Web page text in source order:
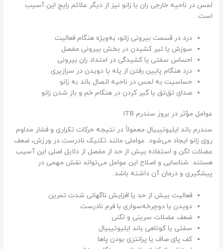
لمس در ناحیه خارجی ران یا زانو نیز از دیگر علائم رایج این آسیب
است.
درد در قسمت بیرونی زانو، به‌ویژه هنگام فعالیت
سوزش یا تیر کشیدن در بخش بیرونی مفصل
احساس سفتی یا کشیدگی در امتداد ران بیرونی
درد هنگام پایین رفتن از پله یا دویدن در سرازیری
حساسیت به لمس در ناحیه اتصال باند به زانو
صدای تق‌تق یا گیر کردن در هنگام خم و باز شدن زانو
عوامل مؤثر در بروز سندرم ITB
سندرم باند ایلیوتیبیال معمولاً در نتیجه حرکات تکراری و فشار مداوم
روی زانو ایجاد می‌شود. عواملی مانند تکنیک نادرست در ورزش، ضعف
عضلات لگن و استفاده بیش از حد از مفصل از دلایل اصلی این آسیب
هستند. شناسایی و اصلاح این عوامل می‌تواند نقش مهمی در
پیشگیری و درمان آن داشته باشد.
فعالیت بیش از حد یا افزایش ناگهانی شدت تمرین
دویدن یا دوچرخه‌سواری با فرم نادرست
ضعف عضلات سرینی و لگنی
سفتی یا کوتاهی باند ایلیوتیبیال
کف پای صاف یا پرانتزی بودن پاها